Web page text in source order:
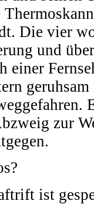
Die vier
und
einer
zur
ist